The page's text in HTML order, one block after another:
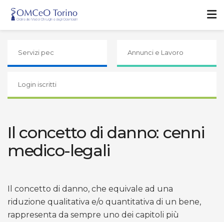
Servizi pec Annunci e Lavoro
Login iscritti
Il concetto di danno: cenni
medico-legali
Il concetto di danno, che equivale ad una
riduzione qualitativa e/o quantitativa di un bene,
rappresenta da sempre uno dei capitoli più